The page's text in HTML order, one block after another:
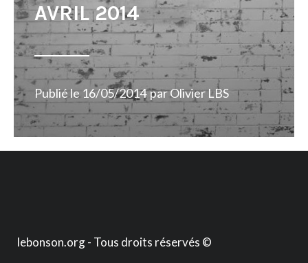
AVRIL 2014
Publié le 16/05/2014 parOlivier LBS
lebonson.org - Tous droits réservés ©